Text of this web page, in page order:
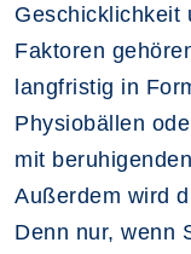
Geschicklichkeit
Faktoren
langfristig in
Physiobällen
mit
Außerdem wird
Denn nur, wenn